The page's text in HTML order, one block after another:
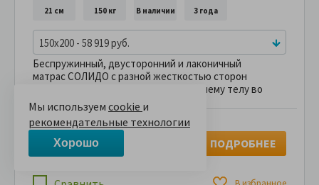
21 см 150 кг В наличии 3 года
150x200 - 58 919 руб.
Беспружинный, двусторонний и лаконичный
матрас СОЛИДО с разной жесткостью сторон
подарит прекрасную поддержку вашему телу во
время сна и отдыха.
58,919 руб. 69,317 руб.
В рассрочку без переплаты
за4,909 руб.в месяц
ПОДРОБНЕЕ
Мы используем cookie и
рекомендательные технологии
Хорошо